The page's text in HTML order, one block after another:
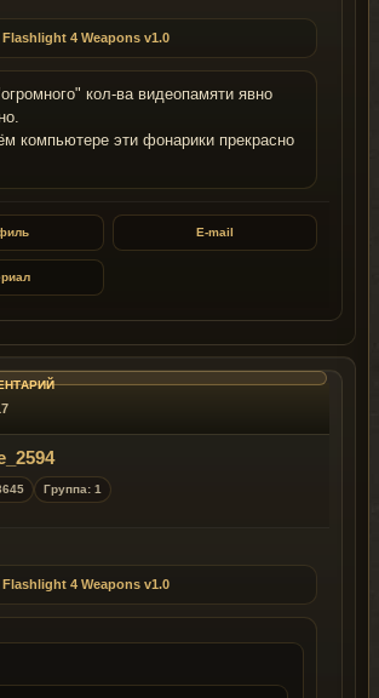
Flashlight 4 Weapons v1.0
кол-ва видеопамяти явно
компьютере эти фонарики прекрасно
E-mail
Группа: 1
Flashlight 4 Weapons v1.0